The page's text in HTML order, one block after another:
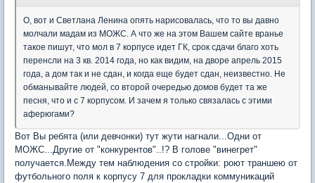
О, вот и Светлана Ленина опять нарисовалась, что то вы давно
молчали мадам из МОЖС. А что же на этом Вашем сайте вранье
такое пишут, что мол в 7 корпусе идет ГК, срок сдачи благо хоть
перенсли на 3 кв. 2014 года, но как видим, на дворе апрель 2015
года, а дом так и не сдан, и когда еще будет сдан, неизвестно. Не
обманывайте людей, со второй очередью домов будет та же
песня, что и с 7 корпусом. И зачем я только связалась с этими
аферюгами?
Вот Вы ребята (или девчонки) тут жути нагнали...Одни от
МОЖС...Другие от "конкурентов"..!? В голове "винегрет"
получается.Между тем наблюдения со стройки: роют траншею от
футбольного поля к корпусу 7 для прокладки коммуникаций